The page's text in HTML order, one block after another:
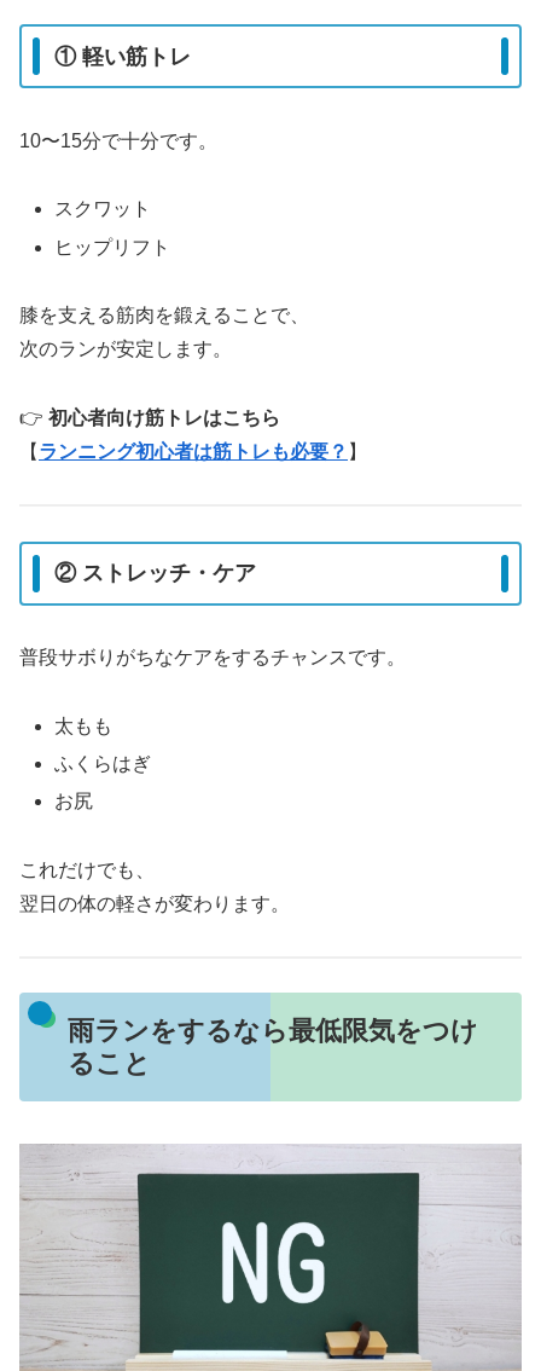
① 軽い筋トレ
10〜15分で十分です。
スクワット
ヒップリフト
膝を支える筋肉を鍛えることで、
次のランが安定します。
👉 初心者向け筋トレはこちら
【 ランニング初心者は筋トレも必要？ 】
② ストレッチ・ケア
普段サボりがちなケアをするチャンスです。
太もも
ふくらはぎ
お尻
これだけでも、
翌日の体の軽さが変わります。
雨ランをするなら最低限気をつけ
ること